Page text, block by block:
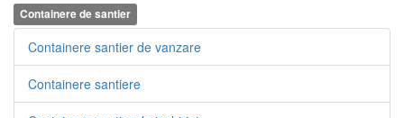
Containere de santier
Containere santier de vanzare
Containere santiere